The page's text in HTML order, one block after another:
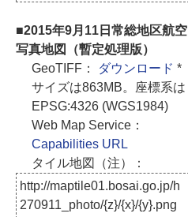
■2015年9月11日常総地区航空
写真地図（暫定処理版）
GeoTIFF：
ダウンロード *
サイズは863MB。座標系は
EPSG:4326 (WGS1984)
Web Map Service：
Capabilities URL
タイル地図（注）：
http://maptile01.bosai.go.jp/h
270911_photo/{z}/{x}/{y}.png